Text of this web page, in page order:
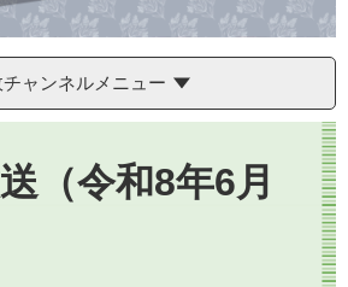
ャンネルメニュー
（令和8年6月